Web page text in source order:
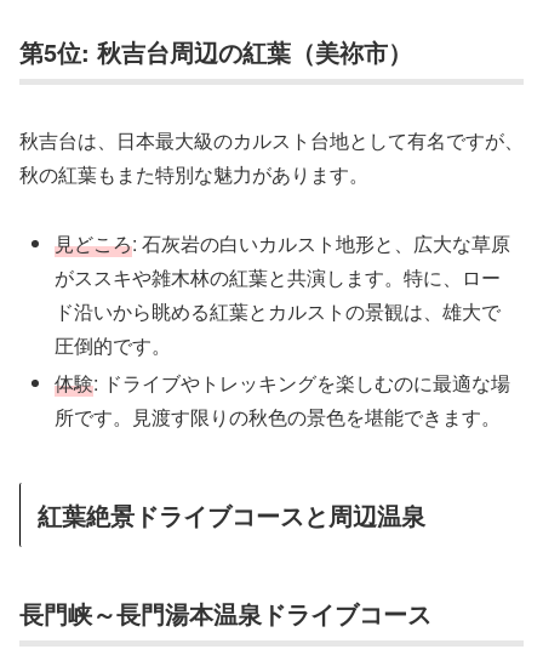
第5位: 秋吉台周辺の紅葉（美祢市）
秋吉台は、日本最大級のカルスト台地として有名ですが、
秋の紅葉もまた特別な魅力があります。
見どころ: 石灰岩の白いカルスト地形と、広大な草原
がススキや雑木林の紅葉と共演します。特に、ロー
ド沿いから眺める紅葉とカルストの景観は、雄大で
圧倒的です。
体験: ドライブやトレッキングを楽しむのに最適な場
所です。見渡す限りの秋色の景色を堪能できます。
紅葉絶景ドライブコースと周辺温泉
長門峡～長門湯本温泉ドライブコース